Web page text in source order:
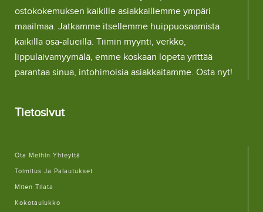
ostokokemuksen kaikille asiakkaillemme ympäri
maailmaa. Jatkamme itsellemme huippuosaamista
kaikilla osa-alueilla. Tiimin myynti, verkko,
lippulaivamyymälä, emme koskaan lopeta yrittää
parantaa sinua, intohimoisia asiakkaitamme. Osta nyt!
Tietosivut
Ota Meihin Yhteyttä
Toimitus Ja Palautukset
Miten Tilata
Kokotaulukko